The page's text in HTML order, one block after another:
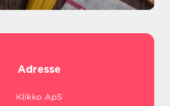
Adresse